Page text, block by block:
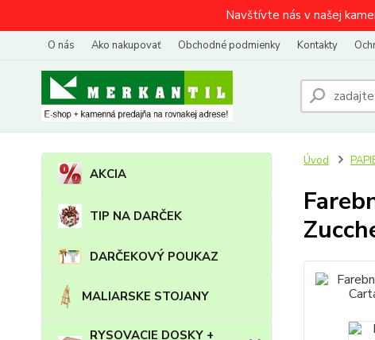
Navštívte nás v našej
O nás Ako nakupovať Obchodné podmienky Kontakty
AKCIA
TIP NA DARČEK
DARČEKOVÝ POUKAZ
MALIARSKE STOJANY
RYSOVACIE DOSKY +
Úvod